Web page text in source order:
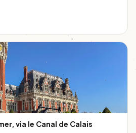
via le Canal de Calais